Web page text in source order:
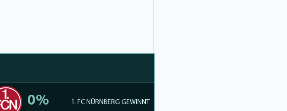
0% 1. FC NÜRNBERG GEWINNT